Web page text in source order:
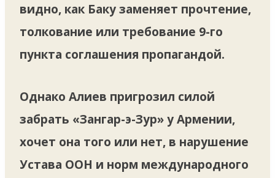
видно, как Баку заменяет прочтение,
толкование или требование 9-го
пункта соглашения пропагандой.
Однако Алиев пригрозил силой
забрать «Зангар-э-Зур» у Армении,
хочет она того или нет, в нарушение
Устава ООН и норм международного